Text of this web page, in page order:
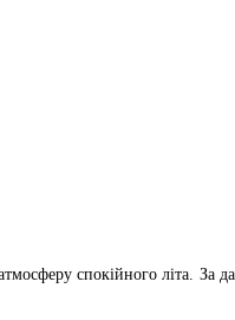
спокійного літа.